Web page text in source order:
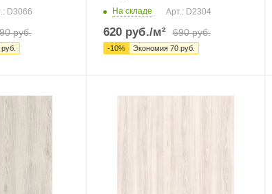
D3066
руб.
На складе Арт.: D2304
620руб./м² 690руб.
-10% Экономия 70руб.